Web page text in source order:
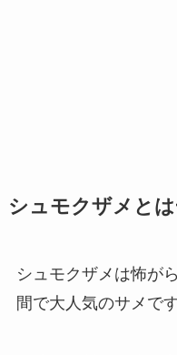
シュモクザメと
シュモクザメは怖が
間で大人気のサメです